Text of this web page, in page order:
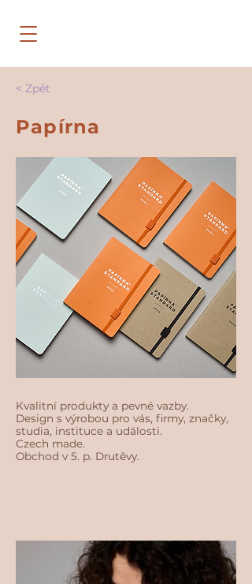
< Zpět
Papírna
Kvalitní produkty a pevné vazby.
Design s výrobou pro vás, firmy, značky,
studia, instituce a události.
Czech made.
Obchod v 5. p. Drutěvy.